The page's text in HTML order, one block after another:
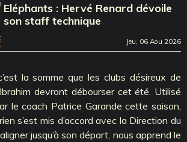
Eléphants : Hervé Renard dévoile
son staff technique
Jeu, 06 Aou 2026
la somme que les clubs désireux de
devront débourser cet été. Utilisé
le coach Patrice Garande cette saison,
s’est mis d’accord avec la Direction du
jusqu’à son départ, nous apprend le